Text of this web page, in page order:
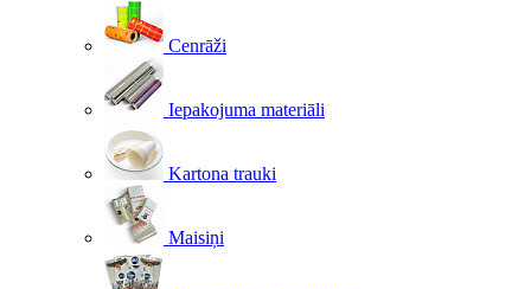
Cenrāži
Iepakojuma materiāli
Kartona trauki
Maisiņi